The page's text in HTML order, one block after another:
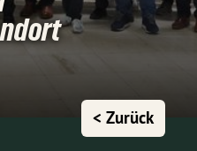
< Zurück